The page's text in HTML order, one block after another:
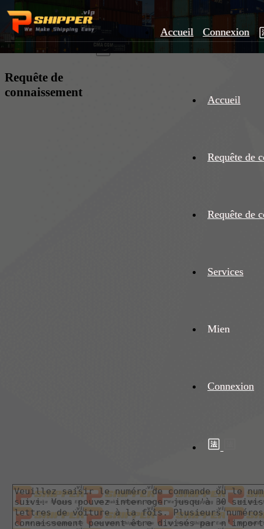
Accueil Connexion
Accueil
Requête de
Requête de
Services
Mien
Connexion
Requête de
connaissement